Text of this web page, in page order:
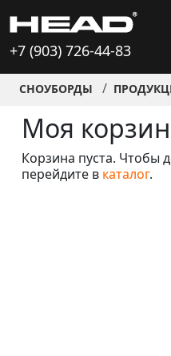
+7 (903) 726-44-83
СНОУБОРДЫ
Моя
Корзина пуста. Чтобы
перейдите в каталог.